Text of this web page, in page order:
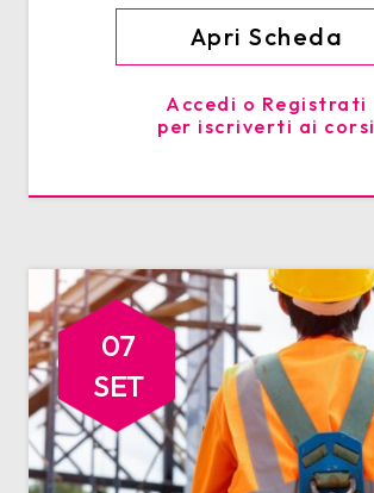
Apri Scheda
Accedi o Registrati
per iscriverti ai corsi
07
SET